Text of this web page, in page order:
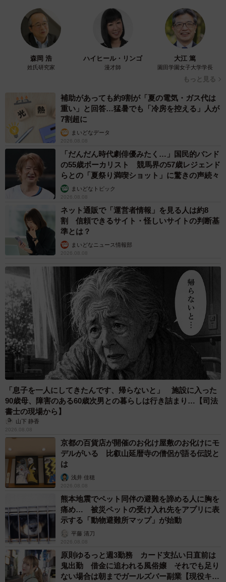
その後は朝までつきっきりで看病し、病院へ。診察結果
は風邪と栄養失調。子猫はオス猫でした。それでも、すぐ
にご飯を食べるようになり、そこからは急速に回復。翌日
には歩き回れるようになりました。
が全く動かず、引きずっていたことです。通院時に病院で
このことを確認すると「骨折の痕もなく、痛そうにはして
いない。生まれつき足が悪いのではないか？」とのことで
した。
それを聞いて辛くなりましたが、足が悪くても明るく元
気で生きてほしいとの思いを込め、ディズニー作品「ライ
オン・キング」に出てくる“未来の王”にちなんでシンバとい
う名前を付けました。
ぼくがシンバライオンだニャ～
シンバは毎日たくさんご飯を食べ、いっぱい遊ぶように
なり、かつて糞尿まみれだった体も見違えるようにきれい
になっていました。
保護してから3週間ほどしたある日、私はいつものように
シンバの世話をしていると、異変に気づきました。なん
と、シンバがとことこと歩いていたのです。四本の足を使
ってしっかりと。一瞬戸惑いましたが「歩いている！」と
大きな声で喜び、シンバに抱きついたものです。
森岡 浩
姓氏研究家
ハイヒール・リンゴ
漫才師
大江 篤
園田学園女子大学学長
もっと見る
補助があっても約9割が「夏の電気・ガス代は
重い」と回答…猛暑でも「冷房を控える」人が
7割超に
まいどなデータ
2026.08.08
「だんだん時代劇俳優みたく…」国民的バンド
の55歳ボーカリスト 競馬界の57歳レジェンド
らとの「夏祭り満喫ショット」に驚きの声続々
まいどなトピック
2026.08.08
ネット通販で「運営者情報」を見る人は約8
割 信頼できるサイト・怪しいサイトの判断基
準とは？
まいどなニュース情報部
2026.08.08
「息子を一人にしてきたんです、帰らないと」 施設に入った
90歳母、障害のある60歳次男との暮らしは行き詰まり…【司法
書士の現場から】
山下 静香
2026.08.08
京都の百貨店が開催のお化け屋敷のお化けにモ
デルがいる 比叡山延暦寺の僧侶が語る伝説と
は
浅井 佳穂
2026.08.08
熊本地震でペット同伴の避難を諦める人に胸を
痛め… 被災ペットの受け入れ先をアプリに表
示する「動物避難所マップ」が始動
平藤 清刀
2026.08.08
原則ゆるっと週3勤務 カード支払い日直前は
鬼出勤 借金に追われる風俗嬢 それでも足り
ない場合は朝までガールズバー副業【現役キャ